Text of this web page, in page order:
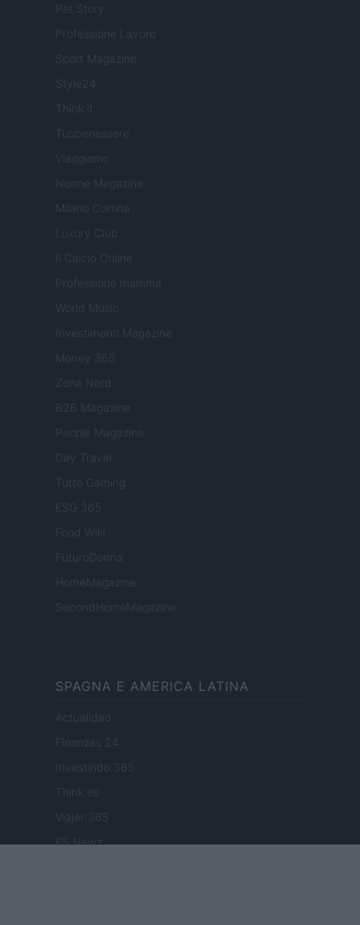
Pet Story
Professione Lavoro
Sport Magazine
Style24
Think.it
Tuobenessere
Viaggiamo
Nonne Magazine
Milano Cortina
Luxury Club
Il Calcio Online
Professione mamma
World Music
Investimenti Magazine
Money 365
Zona Nerd
B2B Magazine
People Magazine
Day Travel
Tutto Gaming
ESG 365
Food Wiki
FuturoDonna
HomeMagazine
SecondHomeMagazine
SPAGNA E AMERICA LATINA
Actualidad
Finanzas 24
Investindo 365
Think.es
Viajar 365
ES Newz